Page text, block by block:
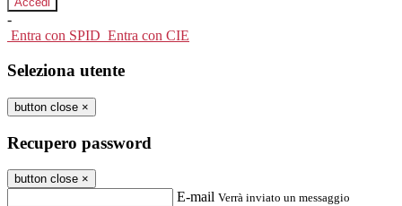
-
Entra con SPID Entra con CIE
Seleziona utente
button close ×
Recupero password
button close ×
E-mail Verrà inviato un messaggio